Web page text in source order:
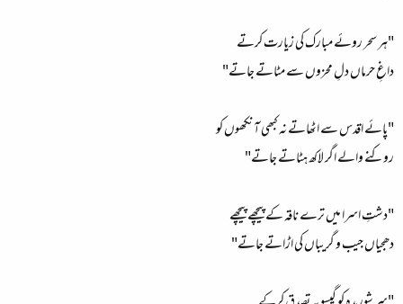
"ہر سحر روئے مبارک کی زیارت کرتے
داغِ حرماں دلِ محزوں سے مٹاتے جاتے"
"پائے اقدس سے اٹھاتے نہ کبھی آنکھوں کو
روکنے والے اگر لاکھ ہٹاتے جاتے"
"دشتِ اسرا میں ترے ناقہ کے پیچھے پیچھے
دھجیاں جیب و گریباں کی اڑاتے جاتے"